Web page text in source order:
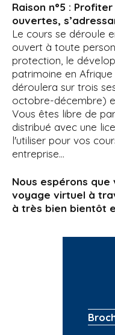
Raison n°5 :
ouvertes,
Le cours se déroule
ouvert à toute
protection, le
patrimoine en
déroulera sur trois
octobre-décembre)
Vous êtes libre de
distribué avec une
l'utiliser pour vos
entreprise...
Nous espérons
voyage virtuel à
à très bien bientôt